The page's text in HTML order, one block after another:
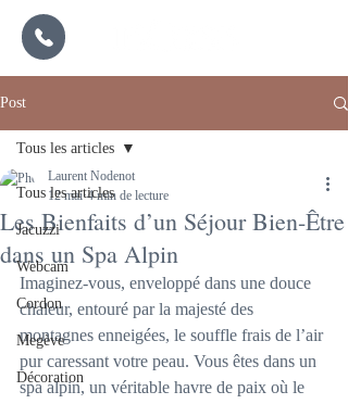
Post
Tous les articles
Jacuzzi
Webcam
Cordon
Megève
Décoration
Tous les articles
Les Bienfaits d’un Séjour Bien-Être
dans un Spa Alpin
Laurent Nodenot
12 mai 4 min de lecture
Imaginez-vous, enveloppé dans une douce
chaleur, entouré par la majesté des
montagnes enneigées, le souffle frais de l’air
pur caressant votre peau. Vous êtes dans un
spa alpin, un véritable havre de paix où le